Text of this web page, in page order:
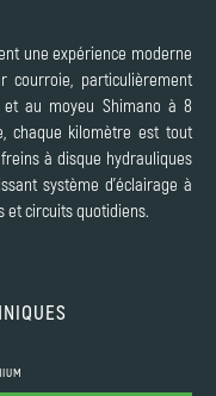
une expérience moderne
courroie, particulièrement
et au moyeu Shimano à 8
chaque kilomètre est tout
à disque hydrauliques
système d'éclairage à
et circuits quotidiens.